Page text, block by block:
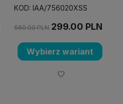
KOD: IAA/756020XSS
560.00 PLN 299.00 PLN
Wybierz wariant